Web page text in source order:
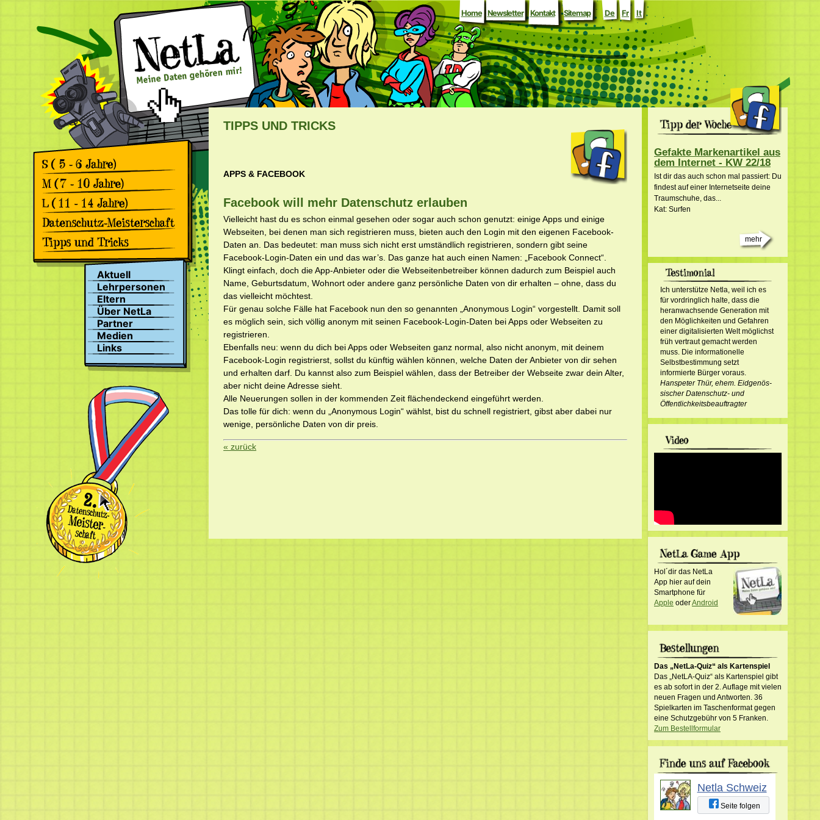
De Fr It
Home Newsletter Kontakt Sitemap
Games
Comics
Games
Comics
Games
Comics
Rückblick 2. Datenschutz-
Meisterschaft
Rückblick 1. Datenschutz-
Meisterschaft
Apps & Facebook
Surfen
Suchen
Aktuell
Lehrpersonen
Eltern
Über NetLa
Partner
Medien
Links
TIPPS UND TRICKS
APPS & FACEBOOK
Facebook will mehr Datenschutz erlauben
Vielleicht hast du es schon einmal gesehen oder sogar auch schon genutzt: einige Apps und einige
Webseiten, bei denen man sich registrieren muss, bieten auch den Login mit den eigenen Facebook-
Daten an. Das bedeutet: man muss sich nicht erst umständlich registrieren, sondern gibt seine
Facebook-Login-Daten ein und das war’s. Das ganze hat auch einen Namen: „Facebook Connect“.
Klingt einfach, doch die App-Anbieter oder die Webseitenbetreiber können dadurch zum Beispiel auch
Name, Geburtsdatum, Wohnort oder andere ganz persönliche Daten von dir erhalten – ohne, dass du
das vielleicht möchtest.
Für genau solche Fälle hat Facebook nun den so genannten „Anonymous Login“ vorgestellt. Damit soll
es möglich sein, sich völlig anonym mit seinen Facebook-Login-Daten bei Apps oder Webseiten zu
registrieren.
Ebenfalls neu: wenn du dich bei Apps oder Webseiten ganz normal, also nicht anonym, mit deinem
Facebook-Login registrierst, sollst du künftig wählen können, welche Daten der Anbieter von dir sehen
und erhalten darf. Du kannst also zum Beispiel wählen, dass der Betreiber der Webseite zwar dein Alter,
aber nicht deine Adresse sieht.
Alle Neuerungen sollen in der kommenden Zeit flächendeckend eingeführt werden.
Das tolle für dich: wenn du „Anonymous Login“ wählst, bist du schnell registriert, gibst aber dabei nur
wenige, persönliche Daten von dir preis.
« zurück
Gefakte Markenartikel aus
dem Internet - KW 22/18
Ist dir das auch schon mal passiert: Du
findest auf einer Internetseite deine
Traumschuhe, das...
Kat: Surfen
mehr
Ich unterstütze Netla, weil ich es
für vordringlich halte, dass die
heranwachsende Generation mit
den Möglichkeiten und Gefahren
einer digitalisierten Welt möglichst
früh vertraut gemacht werden
muss. Die informationelle
Selbstbestimmung setzt
informierte Bürger voraus.
Hanspeter Thür, ehem. Eid­ge­nös­
sisch­er Datenschutz- und
Öffentlichkeitsbeauftragter
Hol´dir das NetLa
App hier auf dein
Smartphone für
Apple oderAndroid
Das „NetLa-Quiz“ als Kartenspiel
Das „NetLA-Quiz“ als Kartenspiel gibt
es ab sofort in der 2. Auflage mit vielen
neuen Fragen und Antworten. 36
Spielkarten im Taschenformat gegen
eine Schutzgebühr von 5 Franken.
Zum Bestellformular
Netla Schweiz
Seite folgen